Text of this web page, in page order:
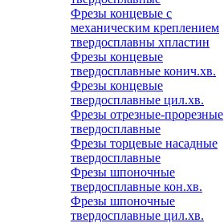
Фрезы концевые с
механическим креплением
твердосплавны хпластин
Фрезы концевые
твердосплавные конич.хв.
Фрезы концевые
твердосплавные цил.хв.
Фрезы отрезные-прорезные
твердосплавные
Фрезы торцевые насадные
твердосплавные
Фрезы шпоночные
твердосплавные кон.хв.
Фрезы шпоночные
твердосплавные цил.хв.